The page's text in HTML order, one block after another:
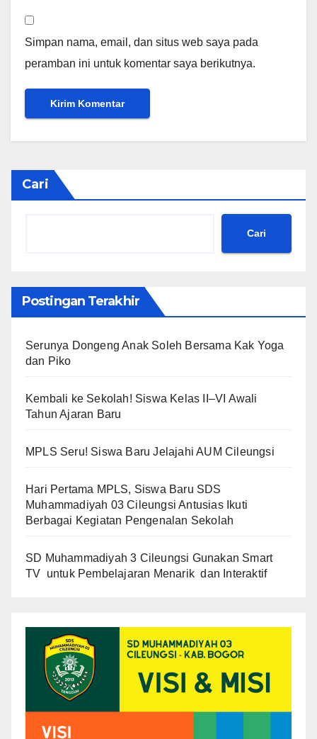
Simpan nama, email, dan situs web saya pada
peramban ini untuk komentar saya berikutnya.
Cari
Cari
Postingan Terakhir
Serunya Dongeng Anak Soleh Bersama Kak Yoga
dan Piko
Kembali ke Sekolah! Siswa Kelas II–VI Awali
Tahun Ajaran Baru
MPLS Seru! Siswa Baru Jelajahi AUM Cileungsi
Hari Pertama MPLS, Siswa Baru SDS
Muhammadiyah 03 Cileungsi Antusias Ikuti
Berbagai Kegiatan Pengenalan Sekolah
SD Muhammadiyah 3 Cileungsi Gunakan Smart
TV untuk Pembelajaran Menarik dan Interaktif